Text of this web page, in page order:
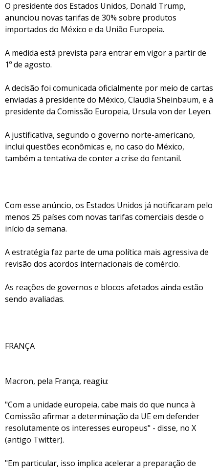
O presidente dos Estados Unidos, Donald Trump,
anunciou novas tarifas de 30% sobre produtos
importados do México e da União Europeia.
A medida está prevista para entrar em vigor a partir de
1º de agosto.
A decisão foi comunicada oficialmente por meio de cartas
enviadas à presidente do México, Claudia Sheinbaum, e à
presidente da Comissão Europeia, Ursula von der Leyen.
A justificativa, segundo o governo norte-americano,
inclui questões econômicas e, no caso do México,
também a tentativa de conter a crise do fentanil.
Com esse anúncio, os Estados Unidos já notificaram pelo
menos 25 países com novas tarifas comerciais desde o
início da semana.
A estratégia faz parte de uma política mais agressiva de
revisão dos acordos internacionais de comércio.
As reações de governos e blocos afetados ainda estão
sendo avaliadas.
FRANÇA
Macron, pela França, reagiu:
"Com a unidade europeia, cabe mais do que nunca à
Comissão afirmar a determinação da UE em defender
resolutamente os interesses europeus" - disse, no X
(antigo Twitter).
"Em particular, isso implica acelerar a preparação de